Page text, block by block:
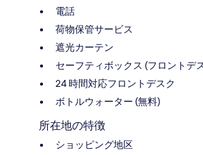
電話
荷物保管サービス
遮光カーテン
セーフティボックス (フロントデ
24 時間対応フロントデスク
ボトルウォーター (無料)
所在地の特徴
ショッピング地区